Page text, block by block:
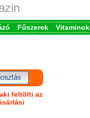
Fűszerek Vitaminok
feltölti az